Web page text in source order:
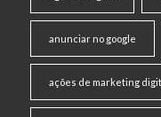
anunciar no google
ações de marketing